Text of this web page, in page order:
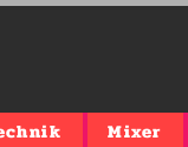
Mixer